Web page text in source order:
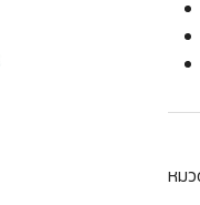
หม